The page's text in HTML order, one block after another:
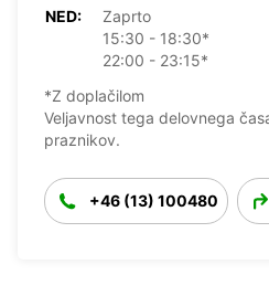
NED:
Zaprto
15:30 - 18:30*
22:00 - 23:15*
*Z doplačilom
Veljavnost tega delovnega
praznikov.
+46 (13) 100480